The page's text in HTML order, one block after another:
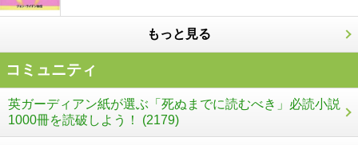
もっと見る
コミュニティ
英ガーディアン紙が選ぶ「死ぬまでに読むべき」必読小説
1000冊を読破しよう！ (2179)